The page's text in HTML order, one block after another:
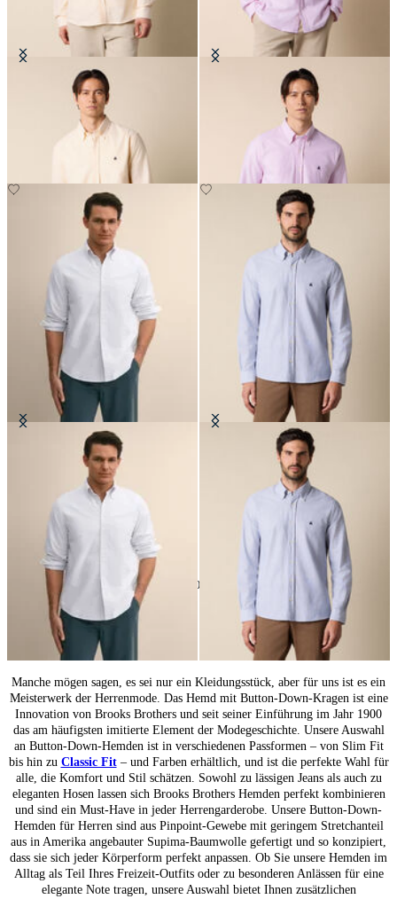
Slim Fit Oxford-Hemd mit
Button-Down-Kragen
Slim Fit Oxford-Hemd mit
Button-Down-Kragen
Regular Fit Oxford-Hemd mit
Button-Down-Kragen
Oxford Slim Fit Hemd mit Button
80
Button-Down-Hemden für Herren: Zeitloser Klassiker
Manche mögen sagen, es sei nur ein Kleidungsstück, aber für uns ist es ein
Meisterwerk der Herrenmode. Das Hemd mit Button-Down-Kragen ist eine
Innovation von Brooks Brothers und seit seiner Einführung im Jahr 1900
das am häufigsten imitierte Element der Modegeschichte. Unsere Auswahl
an Button-Down-Hemden ist in verschiedenen Passformen – von Slim Fit
bis hin zu Classic Fit– und Farben erhältlich, und ist die perfekte Wahl für
alle, die Komfort und Stil schätzen. Sowohl zu lässigen Jeans als auch zu
eleganten Hosen lassen sich Brooks Brothers Hemden perfekt kombinieren
und sind ein Must-Have in jeder Herrengarderobe. Unsere Button-Down-
Hemden für Herren sind aus Pinpoint-Gewebe mit geringem Stretchanteil
aus in Amerika angebauter Supima-Baumwolle gefertigt und so konzipiert,
dass sie sich jeder Körperform perfekt anpassen. Ob Sie unsere Hemden im
Alltag als Teil Ihres Freizeit-Outfits oder zu besonderen Anlässen für eine
elegante Note tragen, unsere Auswahl bietet Ihnen zusätzlichen